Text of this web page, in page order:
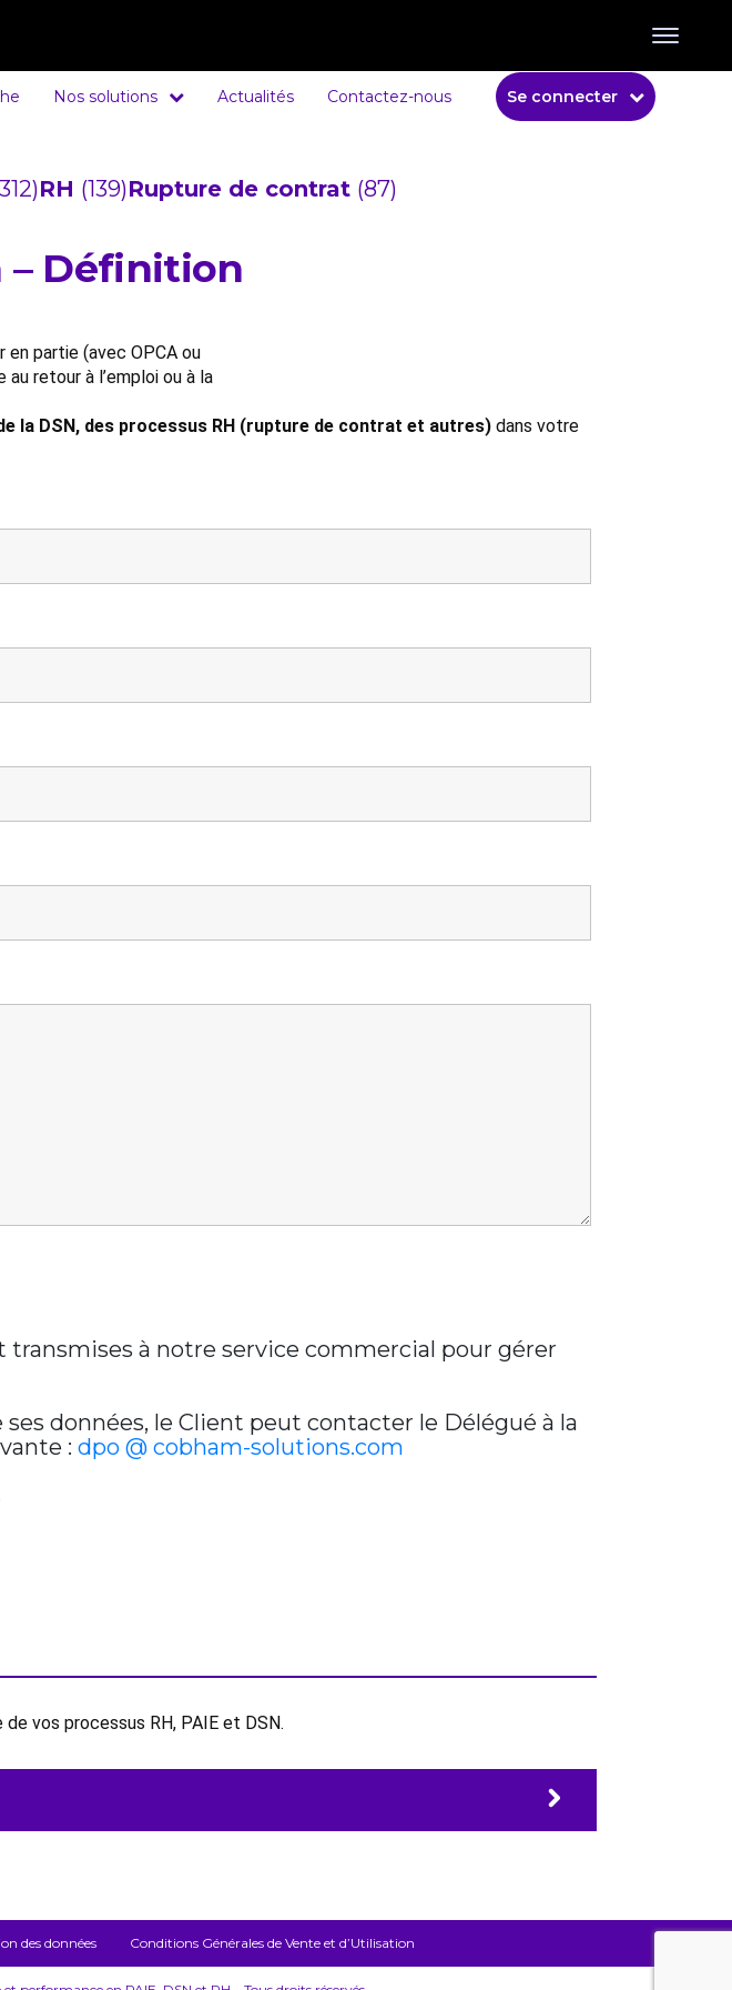
Nos solutions Actualités Contactez-nous Se connecter
RH (139)Rupture de contrat (87)
– Définition
en partie (avec OPCA ou
retour à l’emploi ou à la
la DSN, des processus RH (rupture de contrat et autres) dans votre
à notre service commercial pour gérer
données, le Client peut contacter le Délégué à la
: dpo @ cobham-solutions.com
vos processus RH, PAIE et DSN.
des données Conditions Générales de Vente et d’Utilisation